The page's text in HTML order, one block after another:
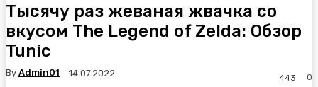
Тысячу раз жеваная жвачка со
вкусом The Legend of Zelda: Обзор
Tunic
By Admin01 14.07.2022 0
443